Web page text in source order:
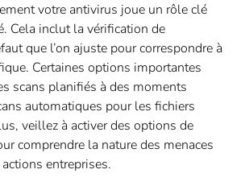
votre antivirus joue un rôle clé
Cela inclut la vérification de
que l’on ajuste pour correspondre à
Certaines options importantes
scans planifiés à des moments
automatiques pour les fichiers
veillez à activer des options de
comprendre la nature des menaces
entreprises.